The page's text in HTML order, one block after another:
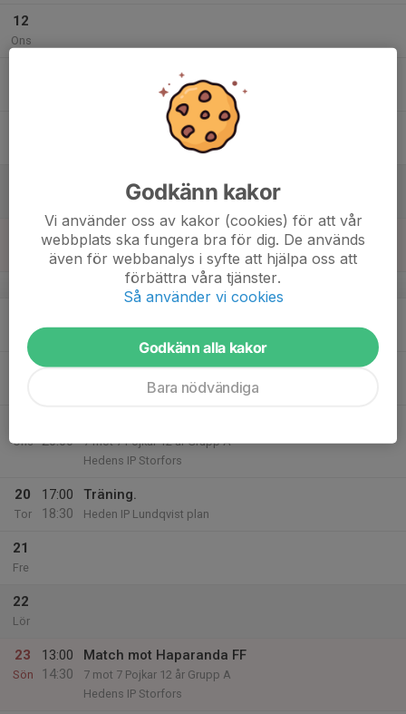
12
Ons
Heden IP Lundqvist plan
Myckle Cup
v.34
Mån 18:30
18:30
Träning.
Heden IP Lundqvist plan
Ons
20:00
7 mot 7 Pojkar 12 år Grupp A
Hedens IP Storfors
20
Tor
17:00
18:30
Träning.
Heden IP Lundqvist plan
21
Fre
22
Lör
23
Sön
13:00
14:30
Match mot Haparanda FF
7 mot 7 Pojkar 12 år Grupp A
Hedens IP Storfors
Godkänn kakor
Vi använder oss av kakor (cookies) för att vår
webbplats ska fungera bra för dig. De används
även för webbanalys i syfte att hjälpa oss att
förbättra våra tjänster.
Så använder vi cookies
Godkänn alla kakor
Bara nödvändiga